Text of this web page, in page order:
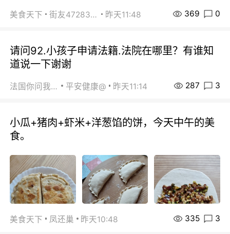
美食天下 街友472838572 昨天11:48 369 0
请问92.小孩子申请法籍.法院在哪里？有谁知
道说一下谢谢
法国你问我答 平安健康@ 昨天11:14 287 3
小瓜+猪肉+虾米+洋葱馅的饼，今天中午的美
食。
美食天下 凤还巢 昨天10:48 335 3